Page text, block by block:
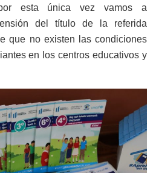
esta única vez vamos a
del título de la referida
que no existen las condiciones
en los centros educativos y